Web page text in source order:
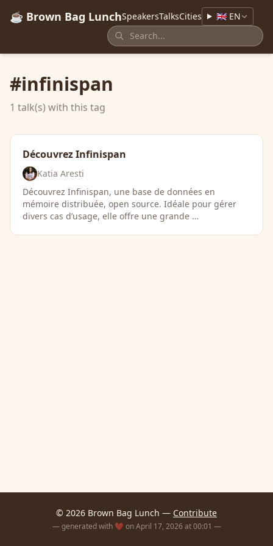
☕ Brown Bag LunchSpeakersTalksCities 🇬🇧 EN
#infinispan
1 talk(s) with this tag
Découvrez Infinispan
Katia Aresti
Découvrez Infinispan, une base de données en
mémoire distribuée, open source. Idéale pour gérer
divers cas d’usage, elle offre une grande …
© 2026 Brown Bag Lunch — Contribute
— generated with ❤️ on April 17, 2026 at 00:01 —